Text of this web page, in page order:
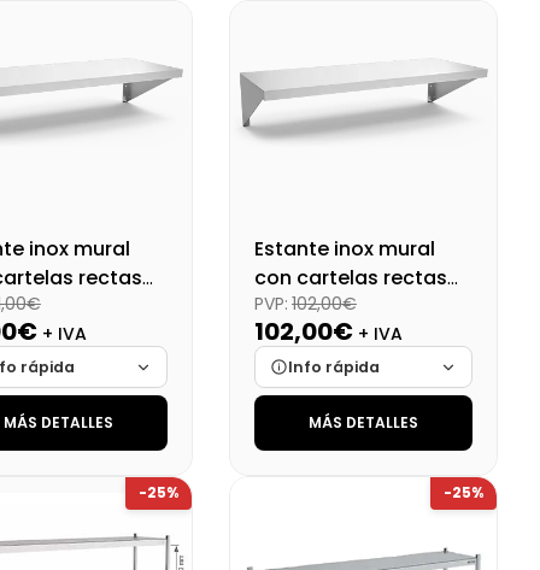
87,12 € 80,77 €
inox mural
rectas
cm
+ IVA
rápida
Cargando…
Cargando…
134,31 €
MÁS DETALLES
Estante inox mural
con cartelas rectas
60x40 cm
PVP: 102,00€
102,00€ + IVA
Info rápida
Marca
Cargando…
Cargando…
123,42 €
MÁS DETALLES
-25% -25%